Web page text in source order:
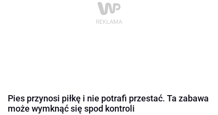
Pies przynosi piłkę i nie potrafi przestać. Ta zabawa
może wymknąć się spod kontroli